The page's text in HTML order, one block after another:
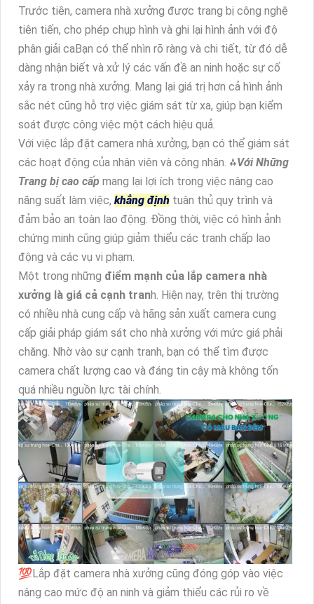
Trước tiên, camera nhà xưởng được trang bị công nghệ
tiên tiến, cho phép chụp hình và ghi lại hình ảnh với độ
phân giải caBạn có thể nhìn rõ ràng và chi tiết, từ đó dễ
dàng nhận biết và xử lý các vấn đề an ninh hoặc sự cố
xảy ra trong nhà xưởng. Mang lại giá trị hơn cả hình ảnh
sắc nét cũng hỗ trợ việc giám sát từ xa, giúp bạn kiểm
soát được công việc một cách hiệu quả.
Với việc lắp đặt camera nhà xưởng, bạn có thể giám sát
các hoạt động của nhân viên và công nhân. ⁂Với Những
Trang bị cao cấp mang lại lợi ích trong việc nâng cao
năng suất làm việc, khẳng định tuân thủ quy trình và
đảm bảo an toàn lao động. Đồng thời, việc có hình ảnh
chứng minh cũng giúp giảm thiểu các tranh chấp lao
động và các vụ vi phạm.
Một trong những điểm mạnh của lắp camera nhà
xưởng là giá cả cạnh tranh. Hiện nay, trên thị trường
có nhiều nhà cung cấp và hãng sản xuất camera cung
cấp giải pháp giám sát cho nhà xưởng với mức giá phải
chăng. Nhờ vào sự cạnh tranh, bạn có thể tìm được
camera chất lượng cao và đáng tin cậy mà không tốn
quá nhiều nguồn lực tài chính.
💯Lắp đặt camera nhà xưởng cũng đóng góp vào việc
nâng cao mức độ an ninh và giảm thiểu các rủi ro về